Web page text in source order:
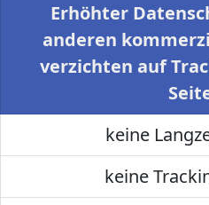
Erhöhter
anderen
verzichten auf
keine
keine